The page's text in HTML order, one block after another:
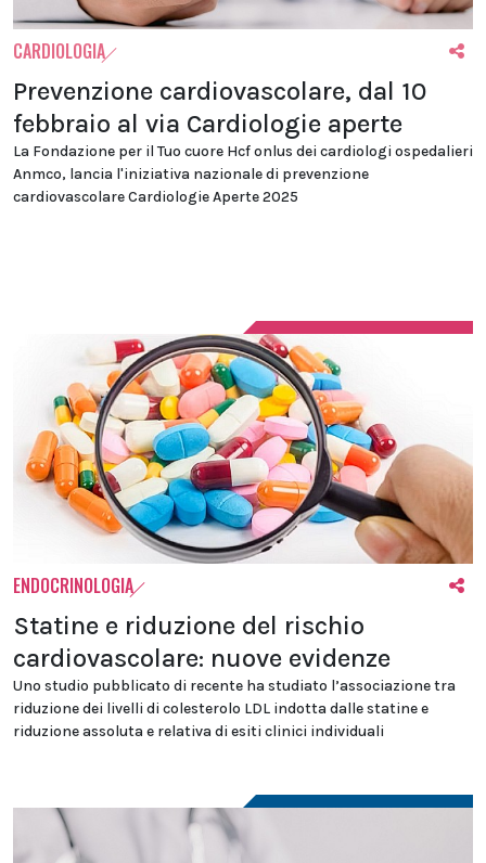
CARDIOLOGIA
Prevenzione cardiovascolare, dal 10
febbraio al via Cardiologie aperte
La Fondazione per il Tuo cuore Hcf onlus dei cardiologi ospedalieri
Anmco, lancia l'iniziativa nazionale di prevenzione
cardiovascolare Cardiologie Aperte 2025
ENDOCRINOLOGIA
Statine e riduzione del rischio
cardiovascolare: nuove evidenze
Uno studio pubblicato di recente ha studiato l’associazione tra
riduzione dei livelli di colesterolo LDL indotta dalle statine e
riduzione assoluta e relativa di esiti clinici individuali